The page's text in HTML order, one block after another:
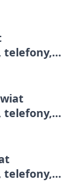
telefony,
telefony,
telefony,